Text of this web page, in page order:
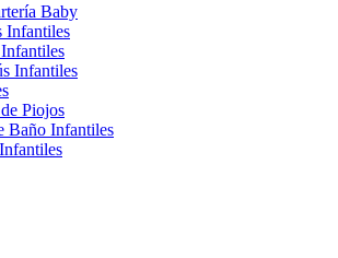
Baby
Infantiles
Infantiles
Piojos
Baño Infantiles